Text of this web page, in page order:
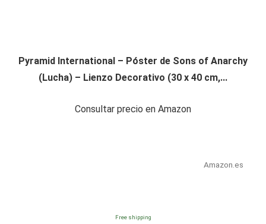
Pyramid International – Póster de Sons of Anarchy
(Lucha) – Lienzo Decorativo (30 x 40 cm,...
Consultar precio en Amazon
Amazon.es
Free shipping